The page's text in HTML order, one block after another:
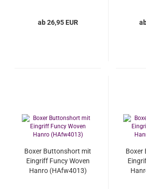
ab 26,95 EUR
Boxer Buttonshort mit
Eingriff Funcy Woven
Hanro (HAfw4013)
Boxer